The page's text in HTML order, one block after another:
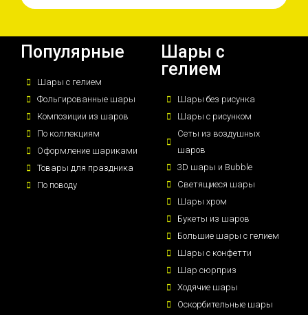
Популярные
Шары с гелием
Фольгированные шары
Композиции из шаров
По коллекциям
Оформление шариками
Товары для праздника
По поводу
Шары с
гелием
Шары без рисунка
Шары с рисунком
Сеты из воздушных
шаров
3D шары и Bubble
Светящиеся шары
Шары хром
Букеты из шаров
Большие шары с гелием
Шары с конфетти
Шар сюрприз
Ходячие шары
Оскорбительные шары